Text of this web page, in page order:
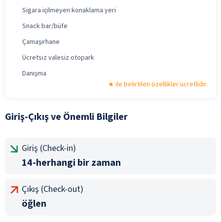
Sigara içilmeyen konaklama yeri
Snack bar/büfe
Çamaşırhane
Ücretsiz valesiz otopark
Danışma
ile belirtilen özellikler ücretlidir.
Giriş-Çıkış ve Önemli Bilgiler
Giriş (Check-in)
14-herhangi bir zaman
Çıkış (Check-out)
öğlen